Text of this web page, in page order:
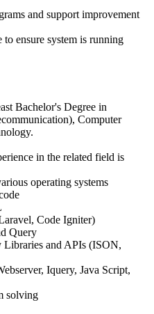
and support improvement
to ensure system is running
Bachelor's Degree in
Computer
in the related field is
operating systems
Code Igniter)
Query
and APIs (ISON,
Iquery, Java Script,
solving